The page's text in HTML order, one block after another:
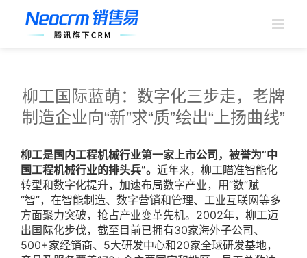
柳工国际蓝萌：数字化三步走，老牌
制造企业向“新”求“质”绘出“上扬曲线”
柳工是国内工程机械行业第一家上市公司，被誉为“中
国工程机械行业的排头兵”。 近年来，柳工瞄准智能化
转型和数字化提升，加速布局数字产业，用“数”赋
“智”，在智能制造、数字营销和管理、工业互联网等多
方面聚力突破，抢占产业变革先机。2002年，柳工迈
出国际化步伐，截至目前已拥有30家海外子公司、
500+家经销商、5大研发中心和20家全球研发基地，